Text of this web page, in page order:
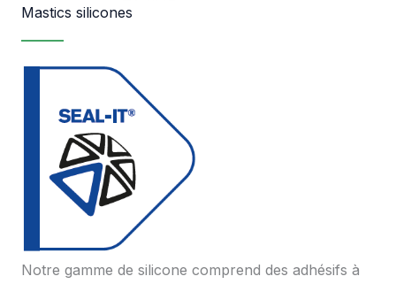
Mastics silicones
Notre gamme de silicone comprend des adhésifs à